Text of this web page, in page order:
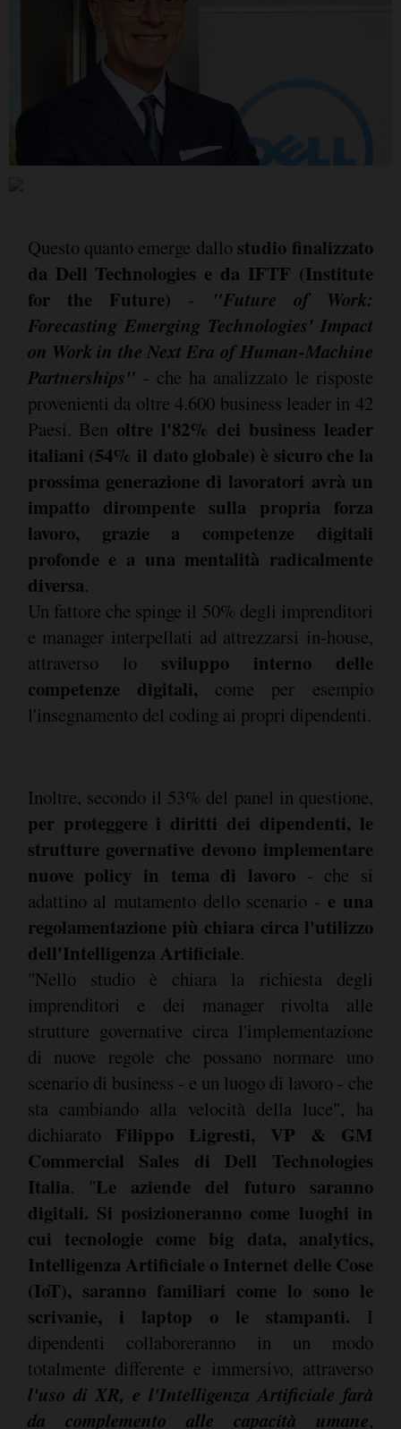
Questo quanto emerge dallo studio finalizzato
da Dell Technologies e da IFTF (Institute
for the Future) -
"Future of Work:
Forecasting Emerging Technologies' Impact
on Work in the Next Era of Human-Machine
Partnerships" - che ha analizzato le risposte
provenienti da oltre 4.600 business leader in 42
Paesi. Ben oltre l'82% dei business leader
italiani (54% il dato globale) è sicuro che la
prossima generazione di lavoratori avrà un
impatto dirompente sulla propria forza
lavoro, grazie a competenze digitali
profonde e a una mentalità radicalmente
diversa.
Un fattore che spinge il 50% degli imprenditori
e manager interpellati ad attrezzarsi in-house,
attraverso lo sviluppo interno delle
competenze digitali, come per esempio
l'insegnamento del coding ai propri dipendenti.
Inoltre, secondo il 53% del panel in questione,
per proteggere i diritti dei dipendenti, le
strutture governative devono implementare
nuove policy in tema di lavoro - che si
adattino al mutamento dello scenario - e una
regolamentazione più chiara circa l'utilizzo
dell'Intelligenza Artificiale.
"Nello studio è chiara la richiesta degli
imprenditori e dei manager rivolta alle
strutture governative circa l'implementazione
di nuove regole che possano normare uno
scenario di business - e un luogo di lavoro - che
sta cambiando alla velocità della luce", ha
dichiarato Filippo Ligresti, VP & GM
Commercial Sales di Dell Technologies
Italia. "Le aziende del futuro saranno
digitali. Si posizioneranno come luoghi in
cui tecnologie come big data, analytics,
Intelligenza Artificiale o Internet delle Cose
(IoT), saranno familiari come lo sono le
scrivanie, i laptop o le stampanti.
I
dipendenti collaboreranno in un modo
totalmente differente e immersivo, attraverso
l'uso di XR, e l'Intelligenza Artificiale farà
da complemento alle capacità umane,